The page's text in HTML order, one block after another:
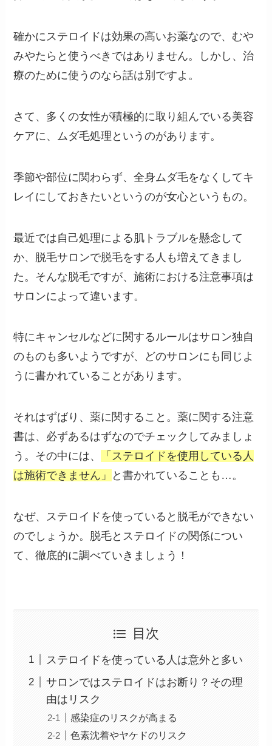
確かにステロイドは効果の高いお薬なので、むや
みやたらと使うべきではありません。しかし、治
療のために使うのなら話は別ですよ。
さて、多くの女性が積極的に取り組んでいる美容
ケアに、ムダ毛処理というのがあります。
季節や部位に関わらず、全身ムダ毛をなくしてキ
レイにしておきたいというのが女心というもの。
最近では自己処理による肌トラブルを懸念して
か、脱毛サロンで脱毛をする人も増えてきまし
た。そんな脱毛ですが、施術における注意事項は
サロンによって違います。
特にキャンセルなどに関するルールはサロン独自
のものも多いようですが、どのサロンにも同じよ
うに書かれていることがあります。
それはずばり、薬に関すること。薬に関する注意
書は、必ずあるはずなのでチェックしてみましょ
う。その中には、
「ステロイドを使用している人
は施術できません」
と書かれていることも…。
なぜ、ステロイドを使っていると脱毛ができない
のでしょうか。脱毛とステロイドの関係につい
て、徹底的に調べていきましょう！
目次
ステロイドを使っている人は意外と多い
サロンではステロイドはお断り？その理
由はリスク
感染症のリスクが高まる
色素沈着やヤケドのリスク